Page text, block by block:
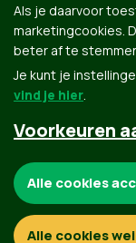
Contact
Als je daarvoor
marketingcookies.
beter af te
Je kunt je
vind je hier.
Voorkeuren
Functionele en
Alle cookies
Alle cookies